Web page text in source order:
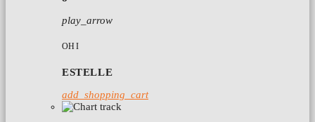
play_arrow
OH I
ESTELLE
add_shopping_cart